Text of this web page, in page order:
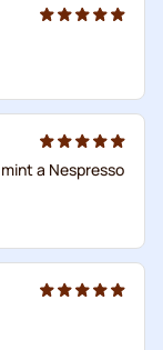
a Nespresso